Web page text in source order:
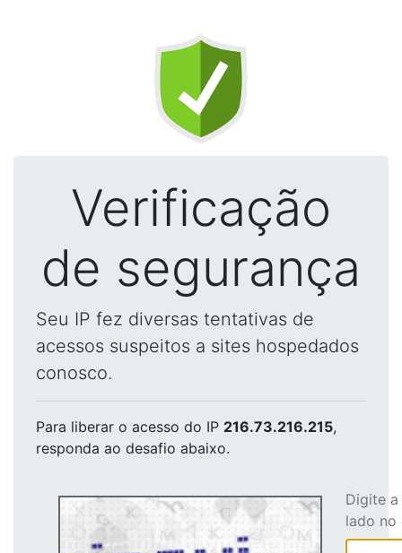
Verificação
de segurança
Seu IP fez diversas tentativas de
acessos suspeitos a sites hospedados
conosco.
Para liberar o acesso do IP 216.73.216.215,
responda ao desafio abaixo.
Digite
lado no